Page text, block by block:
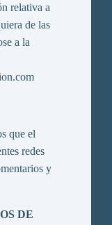
relativa a
de las
a la
que el
redes
y
DE